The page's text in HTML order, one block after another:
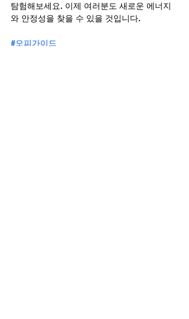
탐험해보세요. 이제 여러분도 새로운 에너지
와 안정성을 찾을 수 있을 것입니다.
#오피가이드